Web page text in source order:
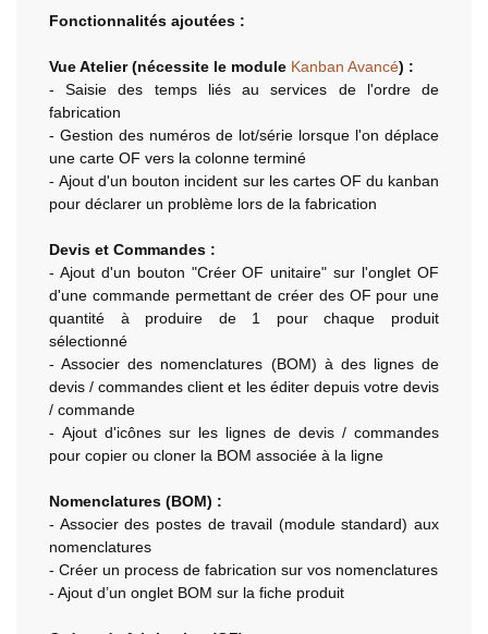
Fonctionnalités ajoutées :
Vue Atelier (nécessite le module Kanban Avancé) :
- Saisie des temps liés au services de l'ordre de
fabrication
- Gestion des numéros de lot/série lorsque l'on déplace
une carte OF vers la colonne terminé
- Ajout d'un bouton incident sur les cartes OF du kanban
pour déclarer un problème lors de la fabrication
Devis et Commandes :
- Ajout d'un bouton "Créer OF unitaire" sur l'onglet OF
d'une commande permettant de créer des OF pour une
quantité à produire de 1 pour chaque produit
sélectionné
- Associer des nomenclatures (BOM) à des lignes de
devis / commandes client et les éditer depuis votre devis
/ commande
- Ajout d'icônes sur les lignes de devis / commandes
pour copier ou cloner la BOM associée à la ligne
Nomenclatures (BOM) :
- Associer des postes de travail (module standard) aux
nomenclatures
- Créer un process de fabrication sur vos nomenclatures
- Ajout d’un onglet BOM sur la fiche produit